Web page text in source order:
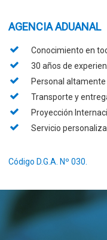
AGENCIA ADUANAL
Conocimiento en
30 años de
Personal altamente
Transporte y
Proyección
Servicio
Código D.G.A. Nº 030.